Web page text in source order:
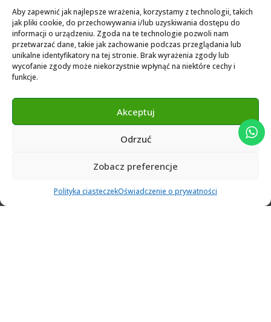
Aby zapewnić jak najlepsze wrażenia, korzystamy z technologii, takich
jak pliki cookie, do przechowywania i/lub uzyskiwania dostępu do
informacji o urządzeniu. Zgoda na te technologie pozwoli nam
przetwarzać dane, takie jak zachowanie podczas przeglądania lub
unikalne identyfikatory na tej stronie. Brak wyrażenia zgody lub
wycofanie zgody może niekorzystnie wpłynąć na niektóre cechy i
funkcje.
Akceptuj
Odrzuć
Zobacz preferencje
Polityka ciasteczekOświadczenie o prywatności
Biblioteka dla Exocad
Exocad Novamaind library 3.2
3Shape 2024 Library
Exocad 2024 Library
Novamind bredent blueski 2025
© 2024 Abutment Implants PL. All rights reserved
Menu